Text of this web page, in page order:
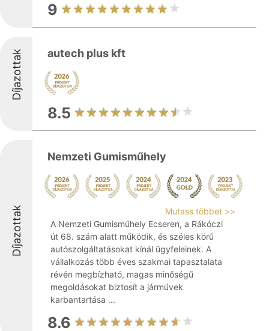
9
Díjazottak autech plus kft
8.5
Díjazottak
Nemzeti Gumisműhely
Mutass többet >>
A Nemzeti Gumisműhely Ecseren, a Rákóczi
út 68. szám alatt működik, és széles körű
autószolgáltatásokat kínál ügyfeleinek. A
vállalkozás több éves szakmai tapasztalata
révén megbízható, magas minőségű
megoldásokat biztosít a járművek
karbantartása ...
8.6